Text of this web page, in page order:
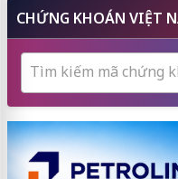
CHỨNG KHOÁN VIỆT
Tìm kiếm mã chứng